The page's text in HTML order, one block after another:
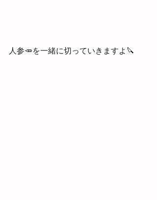
人参🥕を一緒に切っていきますよ🔪